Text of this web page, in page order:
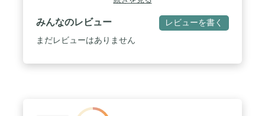
みんなのレビュー レビューを書く
まだレビューはありません